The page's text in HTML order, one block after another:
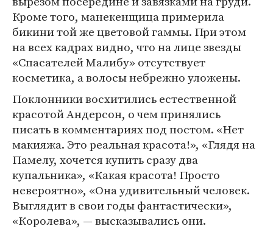
Кроме того, манекенщица примерила
бикини той же цветовой гаммы. При этом
на всех кадрах видно, что на лице звезды
«Спасателей Малибу» отсутствует
косметика, а волосы небрежно уложены.
Поклонники восхитились естественной
красотой Андерсон, о чем принялись
писать в комментариях под постом. «Нет
макияжа. Это реальная красота!», «Глядя на
Памелу, хочется купить сразу два
купальника», «Какая красота! Просто
невероятно», «Она удивительный человек.
Выглядит в свои годы фантастически»,
«Королева», — высказывались они.